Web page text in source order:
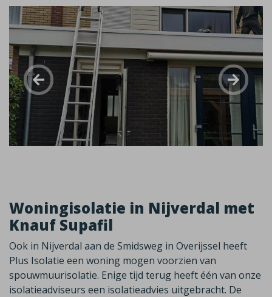
Woningisolatie in Nijverdal met
Knauf Supafil
Ook in Nijverdal aan de Smidsweg in Overijssel heeft
Plus Isolatie een woning mogen voorzien van
spouwmuurisolatie. Enige tijd terug heeft één van onze
isolatieadviseurs een isolatieadvies uitgebracht. De